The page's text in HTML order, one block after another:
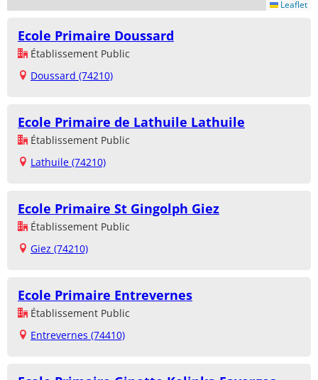
Leaflet
Ecole Primaire Doussard
Établissement Public
Doussard (74210)
Ecole Primaire de Lathuile Lathuile
Établissement Public
Lathuile (74210)
Ecole Primaire St Gingolph Giez
Établissement Public
Giez (74210)
Ecole Primaire Entrevernes
Établissement Public
Entrevernes (74410)